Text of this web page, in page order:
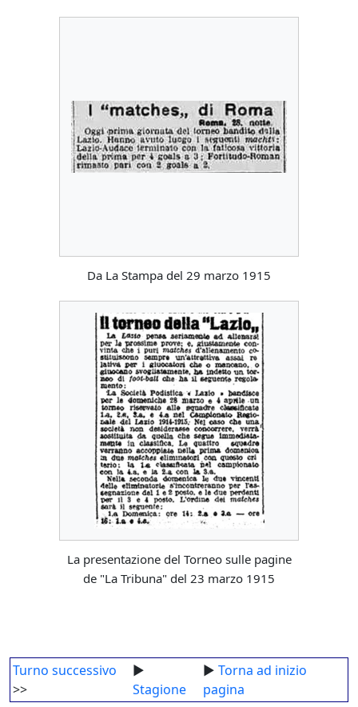
Da La Stampa del 29 marzo 1915
La presentazione del Torneo sulle pagine
de "La Tribuna" del 23 marzo 1915
Turno successivo
>>
►
Stagione
► Torna ad inizio
pagina